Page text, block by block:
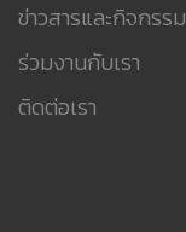
ข่าวสารและกิจกรรม
ร่วมงานกับเรา
ติดต่อเรา